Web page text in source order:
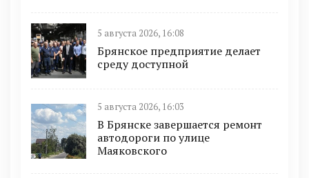
5 августа 2026, 16:08
Брянское предприятие делает
среду доступной
5 августа 2026, 16:03
В Брянске завершается ремонт
автодороги по улице
Маяковского